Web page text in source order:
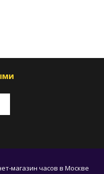
магазин часов в Москве